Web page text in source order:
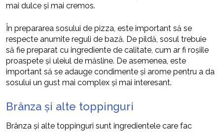
mai dulce și mai cremos.
În prepararea sosului de pizza, este important să se
respecte anumite reguli de bază. De pildă, sosul trebuie
să fie preparat cu ingrediente de calitate, cum ar fi roșiile
proaspete și uleiul de măsline. De asemenea, este
important să se adauge condimente și arome pentru a da
sosului un gust mai complex și mai interesant.
Brânza și alte toppinguri
Brânza și alte toppinguri sunt ingredientele care fac